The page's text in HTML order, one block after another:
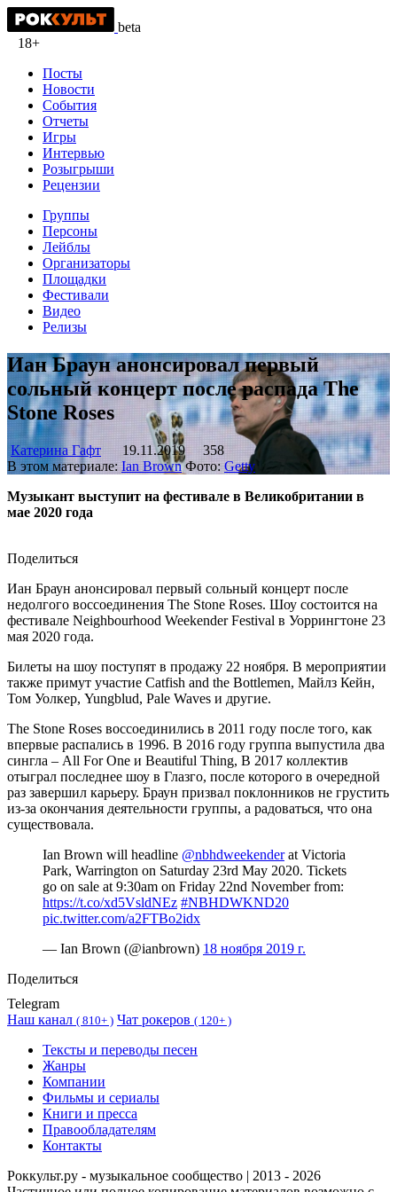
beta
18+
Посты
Новости
События
Отчеты
Игры
Интервью
Розыгрыши
Рецензии
Группы
Персоны
Лейблы
Организаторы
Площадки
Фестивали
Видео
Релизы
Иан Браун анонсировал первый
сольный концерт после распада The
Stone Roses
Катерина Гафт 19.11.2019
358
В этом материале:Ian Brown Фото:Getty
Музыкант выступит на фестивале в Великобритании в
мае 2020 года
Поделиться
Иан Браун анонсировал первый сольный концерт после
недолгого воссоединения The Stone Roses. Шоу состоится на
фестивале Neighbourhood Weekender Festival в Уоррингтоне 23
мая 2020 года.
Билеты на шоу поступят в продажу 22 ноября. В мероприятии
также примут участие Catfish and the Bottlemen, Майлз Кейн,
Том Уолкер, Yungblud, Pale Waves и другие.
The Stone Roses воссоединились в 2011 году после того, как
впервые распались в 1996. В 2016 году группа выпустила два
сингла – All For One и Beautiful Thing, В 2017 коллектив
отыграл последнее шоу в Глазго, после которого в очередной
раз завершил карьеру. Браун призвал поклонников не грустить
из-за окончания деятельности группы, а радоваться, что она
существовала.
Ian Brown will headline @nbhdweekenderat Victoria
Park, Warrington on Saturday 23rd May 2020. Tickets
go on sale at 9:30am on Friday 22nd November from:
https://t.co/xd5VsldNEz #NBHDWKND20
pic.twitter.com/a2FTBo2idx
— Ian Brown (@ianbrown) 18 ноября 2019 г.
Поделиться
Telegram
Наш канал ( 810+ ) Чат рокеров ( 120+ )
Тексты и переводы песен
Жанры
Компании
Фильмы и сериалы
Книги и пресса
Правообладателям
Контакты
Роккульт.ру - музыкальное сообщество | 2013 - 2026